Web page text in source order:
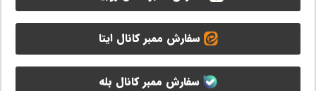
سفارش ممبر کانال ایتا
سفارش ممبر کانال بله